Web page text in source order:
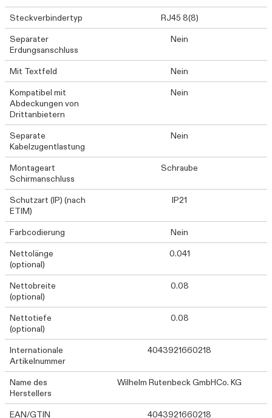
Steckverbindertyp
RJ45 8(8)
Separater
Erdungsanschluss
Nein
Mit Textfeld
Nein
Kompatibel mit
Abdeckungen von
Drittanbietern
Nein
Separate
Kabelzugentlastung
Nein
Montageart
Schirmanschluss
Schraube
Schutzart (IP) (nach
ETIM)
IP21
Farbcodierung
Nein
Nettolänge
(optional)
0.041
Nettobreite
(optional)
0.08
Nettotiefe
(optional)
0.08
Internationale
Artikelnummer
4043921660218
Name des
Herstellers
Wilhelm Rutenbeck GmbHCo. KG
EAN/GTIN 4043921660218